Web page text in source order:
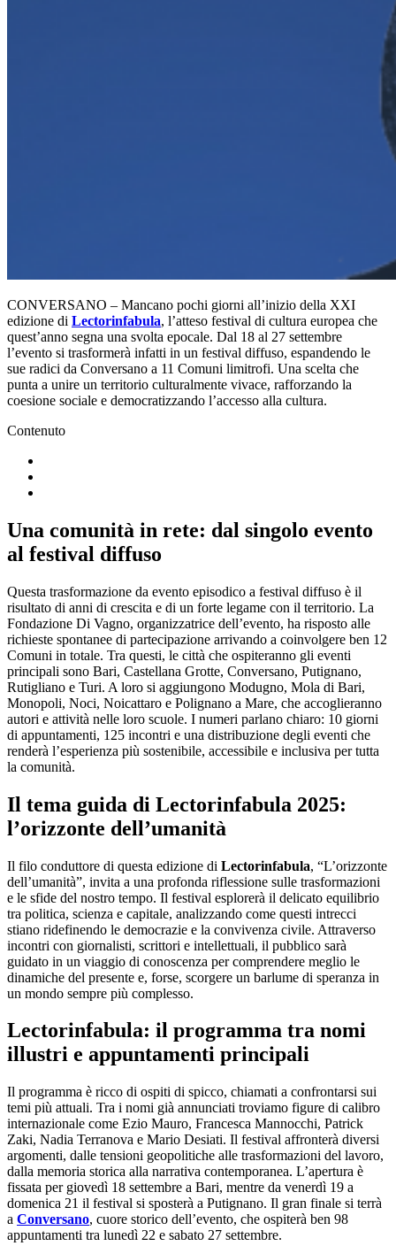
CONVERSANO – Mancano pochi giorni all’inizio della XXI
edizione di Lectorinfabula, l’atteso festival di cultura europea che
quest’anno segna una svolta epocale. Dal 18 al 27 settembre
l’evento si trasformerà infatti in un festival diffuso, espandendo le
sue radici da Conversano a 11 Comuni limitrofi. Una scelta che
punta a unire un territorio culturalmente vivace, rafforzando la
coesione sociale e democratizzando l’accesso alla cultura.
Contenuto
Una comunità in rete: dal singolo evento
al festival diffuso
Questa trasformazione da evento episodico a festival diffuso è il
risultato di anni di crescita e di un forte legame con il territorio. La
Fondazione Di Vagno, organizzatrice dell’evento, ha risposto alle
richieste spontanee di partecipazione arrivando a coinvolgere ben 12
Comuni in totale. Tra questi, le città che ospiteranno gli eventi
principali sono Bari, Castellana Grotte, Conversano, Putignano,
Rutigliano e Turi. A loro si aggiungono Modugno, Mola di Bari,
Monopoli, Noci, Noicattaro e Polignano a Mare, che accoglieranno
autori e attività nelle loro scuole. I numeri parlano chiaro: 10 giorni
di appuntamenti, 125 incontri e una distribuzione degli eventi che
renderà l’esperienza più sostenibile, accessibile e inclusiva per tutta
la comunità.
Il tema guida di Lectorinfabula 2025:
l’orizzonte dell’umanità
Il filo conduttore di questa edizione di Lectorinfabula, “L’orizzonte
dell’umanità”, invita a una profonda riflessione sulle trasformazioni
e le sfide del nostro tempo. Il festival esplorerà il delicato equilibrio
tra politica, scienza e capitale, analizzando come questi intrecci
stiano ridefinendo le democrazie e la convivenza civile. Attraverso
incontri con giornalisti, scrittori e intellettuali, il pubblico sarà
guidato in un viaggio di conoscenza per comprendere meglio le
dinamiche del presente e, forse, scorgere un barlume di speranza in
un mondo sempre più complesso.
Lectorinfabula: il programma tra nomi
illustri e appuntamenti principali
Il programma è ricco di ospiti di spicco, chiamati a confrontarsi sui
temi più attuali. Tra i nomi già annunciati troviamo figure di calibro
internazionale come Ezio Mauro, Francesca Mannocchi, Patrick
Zaki, Nadia Terranova e Mario Desiati. Il festival affronterà diversi
argomenti, dalle tensioni geopolitiche alle trasformazioni del lavoro,
dalla memoria storica alla narrativa contemporanea. L’apertura è
fissata per giovedì 18 settembre a Bari, mentre da venerdì 19 a
domenica 21 il festival si sposterà a Putignano. Il gran finale si terrà
a Conversano, cuore storico dell’evento, che ospiterà ben 98
appuntamenti tra lunedì 22 e sabato 27 settembre.